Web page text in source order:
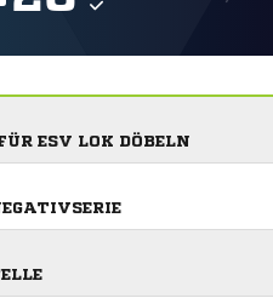
ESV LOK DÖBELN